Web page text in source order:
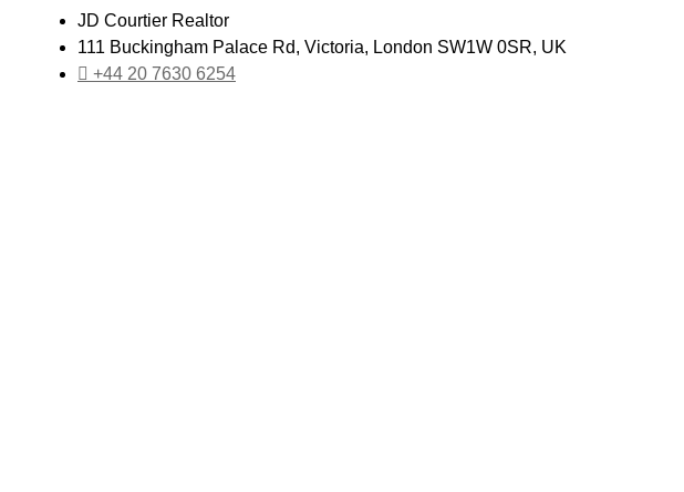
JD Courtier Realtor
111 Buckingham Palace Rd, Victoria, London SW1W 0SR, UK
+44 20 7630 6254